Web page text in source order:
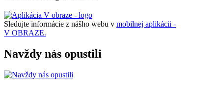
Sledujte informácie z nášho webu v mobilnej aplikácii -
V OBRAZE.
Navždy nás opustili